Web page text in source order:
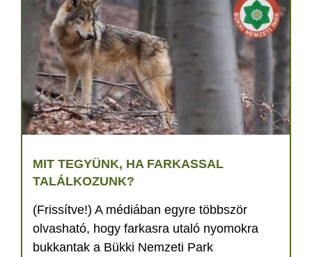
MIT TEGYÜNK, HA FARKASSAL
TALÁLKOZUNK?
(Frissítve!) A médiában egyre többször
olvasható, hogy farkasra utaló nyomokra
bukkantak a Bükki Nemzeti Park